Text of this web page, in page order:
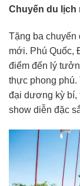
Chuyến du
Tặng ba chuyến
mới. Phú Quốc,
điểm đến lý
thực phong phú.
đại dương kỳ bí,
show diễn đặc